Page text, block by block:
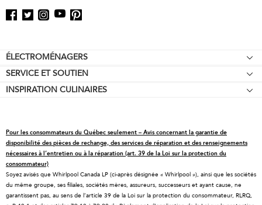
Footer
ÉLECTROMÉNAGERS
Tables de cuisson
Fours encastrés
Fours à micro-ondes
Lave-vaisselle
Broyeurs et compacteurs
Hottes et ventilation
SERVICE ET SOUTIEN
Garantie d'égalisation des prix
Pièces de rechange
Programmes d’entretien
Retours et échanges
Ressources
INSPIRATION CULINAIRES
Contactez-nous
À propos de KitchenAid
Carrières
International
Pour les consommateurs du Québec seulement – Avis concernant la garantie de
disponibilité des pièces de rechange, des services de réparation et des renseignements
nécessaires à l’entretien ou à la réparation (art. 39 de la Loi sur la protection du
consommateur)
Soyez avisés que Whirlpool Canada LP (ci-après désignée « Whirlpool »), ainsi que les sociétés
du même groupe, ses filiales, sociétés mères, assureurs, successeurs et ayant cause, ne
garantissent pas, au sens de l’article 39 de la Loi sur la protection du consommateur, RLRQ,